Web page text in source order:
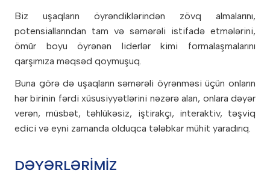
Fənlər
Kembric Beynəlxalq
Kurikulumu
Biz uşaqların öyrəndiklərindən zövq almalarını,
potensiallarından tam və səmərəli istifadə etmələrini,
ömür boyu öyrənən liderlər kimi formalaşmalarını
qarşımıza məqsəd qoymuşuq.
Buna görə də uşaqların səmərəli öyrənməsi üçün onların
hər birinin fərdi xüsusiyyətlərini nəzərə alan, onlara dəyər
verən, müsbət, təhlükəsiz, iştirakçı, interaktiv, təşviq
edici və eyni zamanda olduqca tələbkar mühit yaradırıq.
DƏYƏRLƏRİMİZ